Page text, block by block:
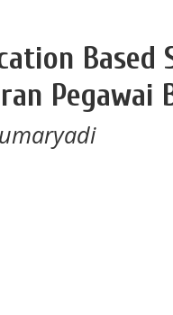
Based
Pegawai